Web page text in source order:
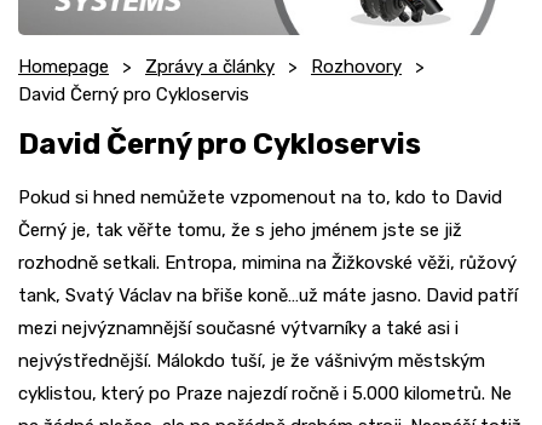
Homepage Zprávy a články
Rozhovory
David Černý pro Cykloservis
David Černý pro Cykloservis
Pokud si hned nemůžete vzpomenout na to, kdo to David
Černý je, tak věřte tomu, že s jeho jménem jste se již
rozhodně setkali. Entropa, mimina na Žižkovské věži, růžový
tank, Svatý Václav na břiše koně…už máte jasno. David patří
mezi nejvýznamnější současné výtvarníky a také asi i
nejvýstřednější. Málokdo tuší, je že vášnivým městským
cyklistou, který po Praze najezdí ročně i 5.000 kilometrů. Ne